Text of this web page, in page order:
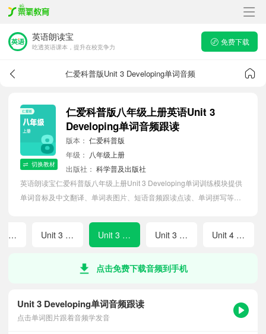
英语朗读宝
吃透英语课本，提升在校竞争力
免费下载
仁爱科普版Unit 3 Developing单词音频
切换教材
仁爱科普版八年级上册英语Unit 3
Developing单词音频跟读
版本： 仁爱科普版
年级： 八年级上册
出版社： 科学普及出版社
英语朗读宝仁爱科普版八年级上册Unit 3 Developing单词训练模块提供
单词音标及中文翻译、单词表图片、短语音频跟读点读、单词拼写等软
Unit 3 Preparing Unit 3 Exploring Unit 3 Developing Unit 3 Wrapping Up Unit 4 Preparing
点击免费下载音频到手机
Unit 3 Developing单词音频跟读
点击单词图片跟着音频学发音